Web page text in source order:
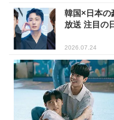
韓国×日本の
放送 注目の
2026.07.24